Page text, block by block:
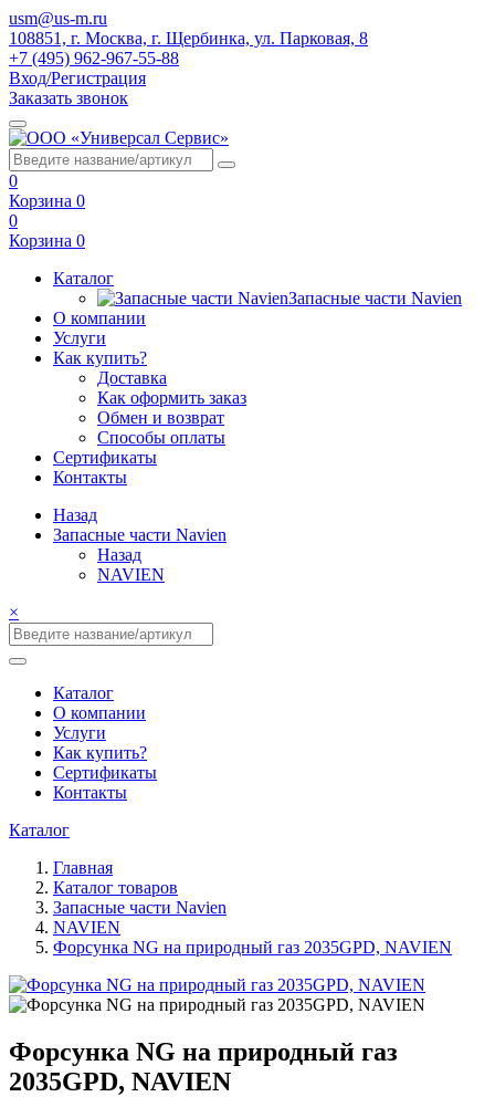
usm@us-m.ru
108851, г. Москва, г. Щербинка, ул. Парковая, 8
+7 (495) 962-967-55-88
Вход/Регистрация
Заказать звонок
0
Корзина 0
0
Корзина 0
Каталог
Запасные части Navien
О компании
Услуги
Как купить?
Доставка
Как оформить заказ
Обмен и возврат
Способы оплаты
Сертификаты
Контакты
Назад
Запасные части Navien
Назад
NAVIEN
×
Каталог
О компании
Услуги
Как купить?
Сертификаты
Контакты
Каталог
Главная
Каталог товаров
Запасные части Navien
NAVIEN
Форсунка NG на природный газ 2035GPD, NAVIEN
Форсунка NG на природный газ
2035GPD, NAVIEN